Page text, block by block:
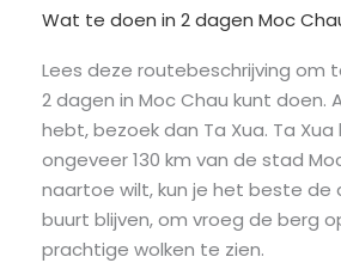
Wat te doen in 2 dagen Moc
Lees deze routebeschrijving om
2 dagen in Moc Chau kunt doen.
hebt, bezoek dan Ta Xua. Ta Xua
ongeveer 130 km van de stad
naartoe wilt, kun je het beste de
buurt blijven, om vroeg de berg
prachtige wolken te zien.